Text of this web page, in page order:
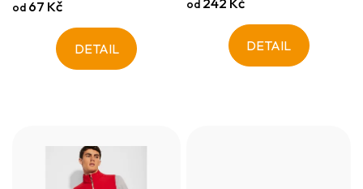
od 67 Kč
DETAIL
od
DETAIL